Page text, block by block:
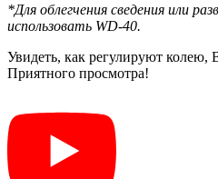
*Для облегчения сведения или
использовать WD-40.
Увидеть, как регулируют
Приятного просмотра!